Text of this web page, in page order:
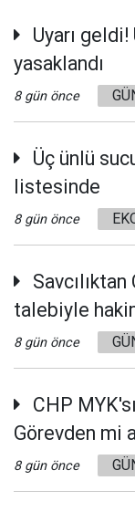
Uyarı
yasaklandı
8 gün önce
Üç ünlü
listesinde
8 gün önce
talebiyle
8 gün önce
CHP
Görevden mi
8 gün önce